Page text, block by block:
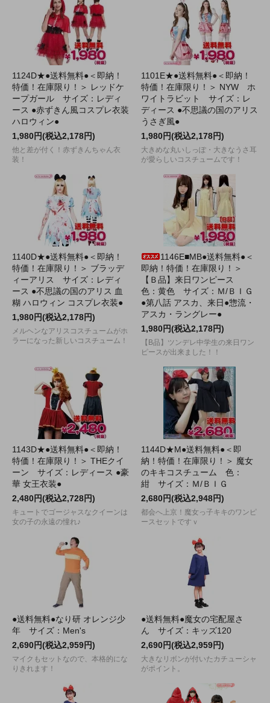
1124D★●送料無料●＜即納！
特価！在庫限り！＞ レッドケ
ープガール サイズ：レディ
ース ●赤ずきん風コスプレ衣装
ハロウィン●
1,980円(税込2,178円)
他と差が付く！赤ずきんちゃん衣
装！
1101E★●送料無料●＜即納！
特価！在庫限り！＞ NYW ホ
ワイトラビット サイズ：レ
ディース ●不思議の国のアリス
うさぎ風●
1,980円(税込2,178円)
大きめな丸いしっぽ・大きなうさ耳
が愛らしいコスチュームです！
1140D★●送料無料●＜即納！
特価！在庫限り！＞ ブラッデ
ィーアリス サイズ：レディ
ース ●不思議の国のアリス 血
糊 ハロウィン コスプレ衣装●
1,980円(税込2,178円)
メルヘンなアリスコスチュームがホ
ラーになった新しいコスチューム！
1146E■MB●送料無料●＜
即納！特価！在庫限り！＞
【Ｂ品】来日ワンピース
色：黄色 サイズ：Ｍ/ＢＩＧ
●第八話 アスカ、来日●惣流・
アスカ・ラングレー●
1,980円(税込2,178円)
【B品】ツンデレ中学生の来日ワン
ピースが出来ました！！
1143D★●送料無料●＜即納！
特価！在庫限り！＞ THEクイ
ーン サイズ：レディース ●豪
華 女王衣装●
2,480円(税込2,728円)
キュートでゴージャスなクイーンは
女の子の永遠の憧れ♪
1144D★M●送料無料●＜即
納！特価！在庫限り！＞ 魔女
のキキコスチューム 色：
紺 サイズ：Ｍ/ＢＩＧ
2,680円(税込2,948円)
都会へ上京！魔女っ子キキのワンピ
ースセットですｖ
●送料無料●なり研 オレンジ少
年 サイズ：Men's
2,690円(税込2,959円)
マイクもセットなので、本格的にな
りきれます！
●送料無料●魔女の宅配屋さ
ん サイズ：キッズ120
2,690円(税込2,959円)
大きなリボンが付いたカチューシャ
がポイント。